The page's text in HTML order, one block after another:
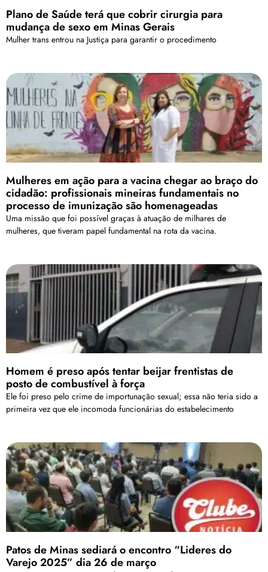
Plano de Saúde terá que cobrir cirurgia para
mudança de sexo em Minas Gerais
Mulher trans entrou na Justiça para garantir o procedimento
Mulheres em ação para a vacina chegar ao braço do
cidadão: profissionais mineiras fundamentais no
processo de imunização são homenageadas
Uma missão que foi possível graças à atuação de milhares de
mulheres, que tiveram papel fundamental na rota da vacina.
Homem é preso após tentar beijar frentistas de
posto de combustível à força
Ele foi preso pelo crime de importunação sexual; essa não teria sido a
primeira vez que ele incomoda funcionárias do estabelecimento
Patos de Minas sediará o encontro “Lideres do
Varejo 2025” dia 26 de março